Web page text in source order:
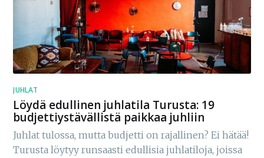
JUHLAT
Löydä edullinen juhlatila Turusta: 19
budjettiystävällistä paikkaa juhliin
Juhlat tulossa, mutta budjetti on rajallinen? Ei hätää!
Turusta löytyy runsaasti edullisia juhlatiloja, joissa